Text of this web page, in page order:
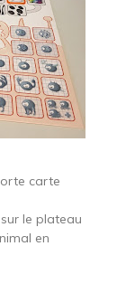
carte
le plateau
en